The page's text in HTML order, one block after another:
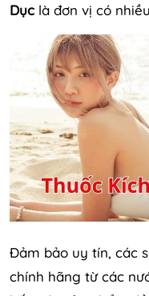
Dục là đơn vị có
Đảm bảo uy tín, các
chính hãng từ các